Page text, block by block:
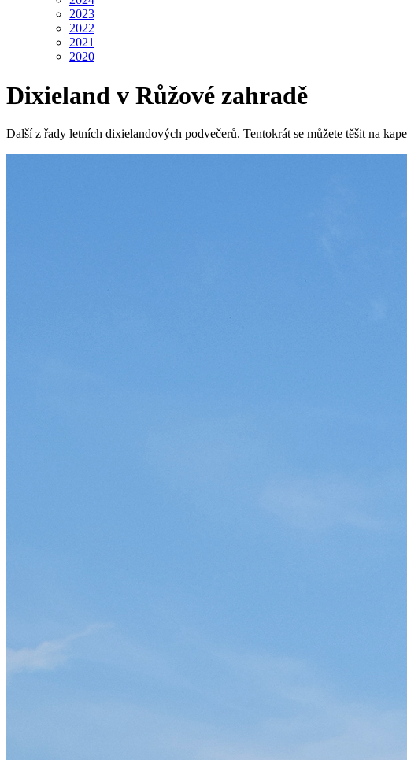
2023
2022
2021
2020
Dixieland v Růžové zahradě
Další z řady letních dixielandových podvečerů. Tentokrát se můžete těšit na